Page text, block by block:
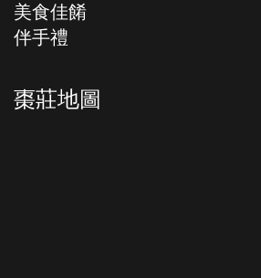
美食佳餚
伴手禮
棗莊地圖